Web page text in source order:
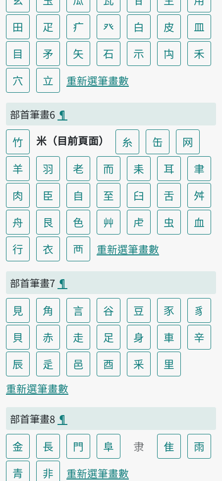
田
疋 疒 癶 白 皮
皿
目
矛 矢 石 示 禸
禾
穴
立 重新選筆畫數
部首筆畫6 ¶
竹 米（目前頁面） 糸 缶
网
羊
羽 老 而 耒 耳
聿
肉
臣 自 至 臼 舌
舛
舟
艮 色 艸 虍 虫
血
行
衣 襾 重新選筆畫數
部首筆畫7 ¶
見 角 言 谷 豆 豕
豸
貝
赤 走 足 身 車
辛
辰
辵 邑 酉 釆 里
重新選筆畫數
部首筆畫8 ¶
金 長 門 阜 隶 隹
雨
青
非 重新選筆畫數